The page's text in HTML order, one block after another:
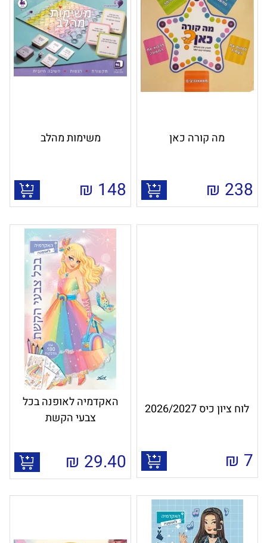
מה קורה כאן
238
₪
משימות מהלב
148
₪
לוח ציון כיס 2026/2027
7
₪
האקדמיה לאופנה בכל
צבעי הקשת
29.40
₪